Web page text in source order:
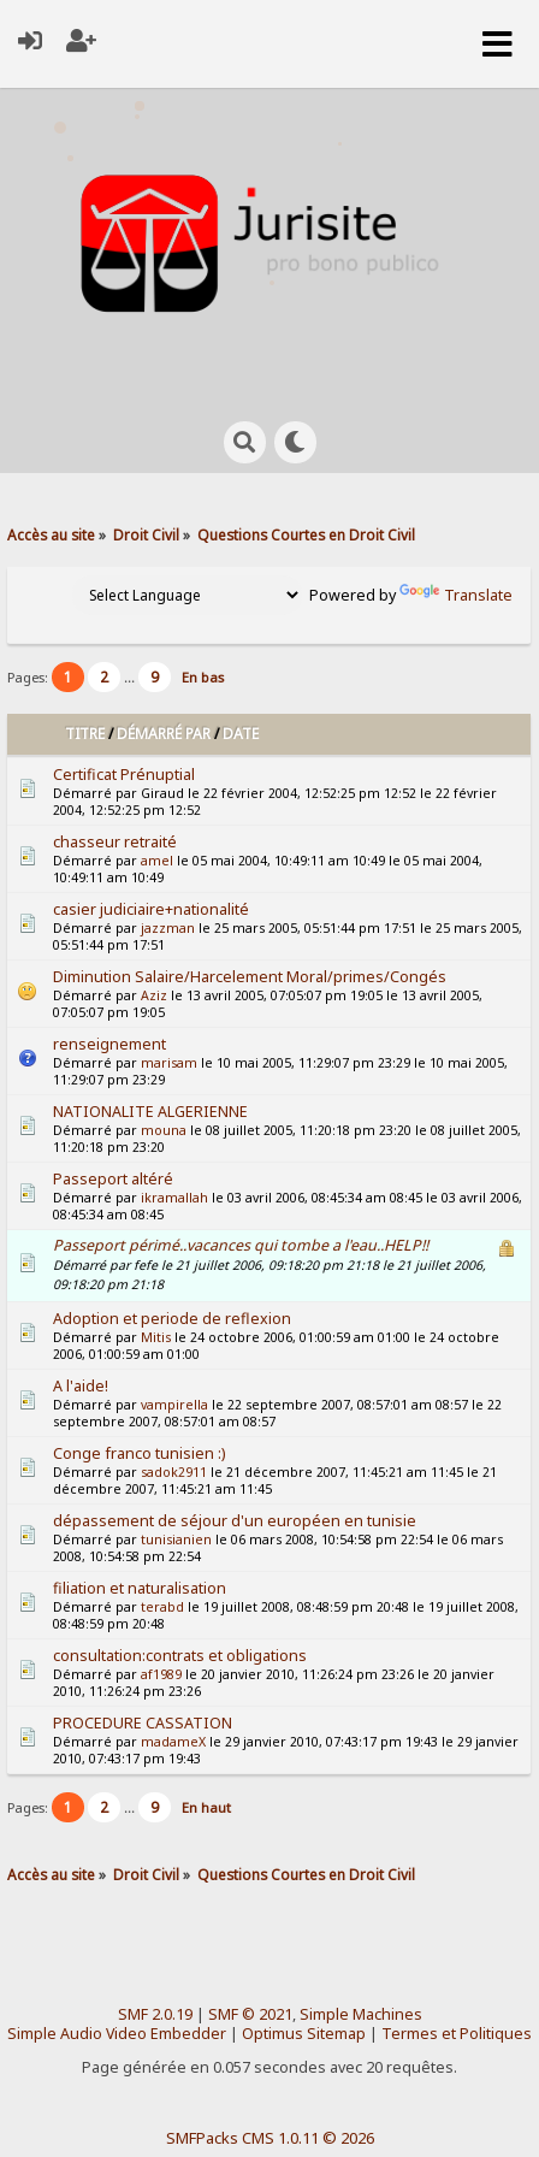
Accès au site» Droit Civil» Questions Courtes en Droit Civil
Powered by Translate
Pages: 1 2 ... 9 En bas
TITRE/DÉMARRÉ PAR/DATE
Certificat Prénuptial
Démarré par Giraud le 22 février 2004, 12:52:25 pm 12:52 le 22 février
2004, 12:52:25 pm 12:52
chasseur retraité
Démarré paramel le 05 mai 2004, 10:49:11 am 10:49 le 05 mai 2004,
10:49:11 am 10:49
casier judiciaire+nationalité
Démarré par jazzman le 25 mars 2005, 05:51:44 pm 17:51 le 25 mars 2005,
05:51:44 pm 17:51
Diminution Salaire/Harcelement Moral/primes/Congés
Démarré parAziz le 13 avril 2005, 07:05:07 pm 19:05 le 13 avril 2005,
07:05:07 pm 19:05
renseignement
Démarré par marisam le 10 mai 2005, 11:29:07 pm 23:29 le 10 mai 2005,
11:29:07 pm 23:29
NATIONALITE ALGERIENNE
Démarré par mouna le 08 juillet 2005, 11:20:18 pm 23:20 le 08 juillet 2005,
11:20:18 pm 23:20
Passeport altéré
Démarré par ikramallah le 03 avril 2006, 08:45:34 am 08:45 le 03 avril 2006,
08:45:34 am 08:45
Passeport périmé..vacances qui tombe a l'eau..HELP!!
Démarré par fefe le 21 juillet 2006, 09:18:20 pm 21:18 le 21 juillet 2006,
09:18:20 pm 21:18
Adoption et periode de reflexion
Démarré par Mitis le 24 octobre 2006, 01:00:59 am 01:00 le 24 octobre
2006, 01:00:59 am 01:00
A l'aide!
Démarré parvampirella le 22 septembre 2007, 08:57:01 am 08:57 le 22
septembre 2007, 08:57:01 am 08:57
Conge franco tunisien :)
Démarré par sadok2911 le 21 décembre 2007, 11:45:21 am 11:45 le 21
décembre 2007, 11:45:21 am 11:45
dépassement de séjour d'un européen en tunisie
Démarré partunisianien le 06 mars 2008, 10:54:58 pm 22:54 le 06 mars
2008, 10:54:58 pm 22:54
filiation et naturalisation
Démarré parterabd le 19 juillet 2008, 08:48:59 pm 20:48 le 19 juillet 2008,
08:48:59 pm 20:48
consultation:contrats et obligations
Démarré paraf1989 le 20 janvier 2010, 11:26:24 pm 23:26 le 20 janvier
2010, 11:26:24 pm 23:26
PROCEDURE CASSATION
Démarré par madameX le 29 janvier 2010, 07:43:17 pm 19:43 le 29 janvier
2010, 07:43:17 pm 19:43
Pages: 1 2 ... 9 En haut
Accès au site» Droit Civil» Questions Courtes en Droit Civil
SMF 2.0.19| SMF © 2021,Simple Machines
Simple Audio Video Embedder | Optimus Sitemap | Termes et Politiques
Page générée en 0.057 secondes avec 20 requêtes.
SMFPacks CMS 1.0.11 © 2026